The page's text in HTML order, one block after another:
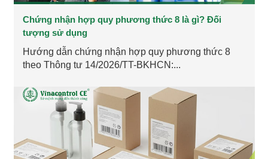
Chứng nhận hợp quy phương thức 8 là gì? Đối
tượng sử dụng
Hướng dẫn chứng nhận hợp quy phương thức 8
theo Thông tư 14/2026/TT-BKHCN:...